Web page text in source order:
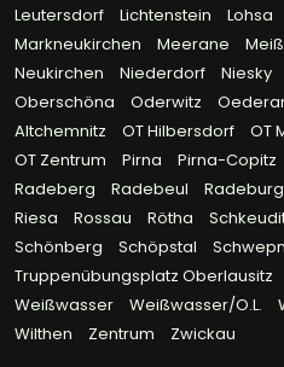
Leutersdorf
Lichtenstein Lohsa
Markneukirchen
Meerane
Neukirchen
Niederdorf Niesky
Oberschöna
Oderwitz
Altchemnitz
OT Hilbersdorf OT
OT Zentrum
Pirna Pirna-Copitz
Radeberg
Radebeul Radeburg
Riesa
Rossau Rötha
Schönberg
Schöpstal
Truppenübungsplatz Oberlausitz
Weißwasser
Weißwasser/O.L.
Wilthen
Zentrum Zwickau